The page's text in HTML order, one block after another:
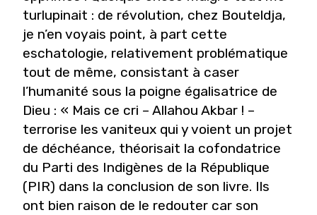
turlupinait : de révolution, chez Bouteldja,
je n’en voyais point, à part cette
eschatologie, relativement problématique
tout de même, consistant à caser
l’humanité sous la poigne égalisatrice de
Dieu : « Mais ce cri – Allahou Akbar ! –
terrorise les vaniteux qui y voient un projet
de déchéance, théorisait la cofondatrice
du Parti des Indigènes de la République
(PIR) dans la conclusion de son livre. Ils
ont bien raison de le redouter car son